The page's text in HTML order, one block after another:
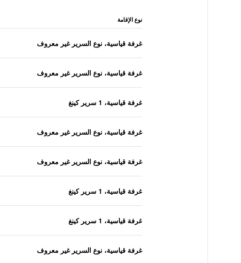
نوع الإقامة
غرفة قياسية، نوع السرير غير معروف
غرفة قياسية، نوع السرير غير معروف
غرفة قياسية، 1 سرير كينغ
غرفة قياسية، نوع السرير غير معروف
غرفة قياسية، نوع السرير غير معروف
غرفة قياسية، 1 سرير كينغ
غرفة قياسية، 1 سرير كينغ
غرفة قياسية، نوع السرير غير معروف